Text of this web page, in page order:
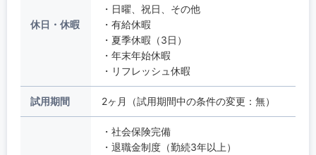
休日・休暇
・日曜、祝日、その他
・有給休暇
・夏季休暇（3日）
・年末年始休暇
・リフレッシュ休暇
試用期間 2ヶ月（試用期間中の条件の変更：無）
・社会保険完備
・退職金制度（勤続3年以上）